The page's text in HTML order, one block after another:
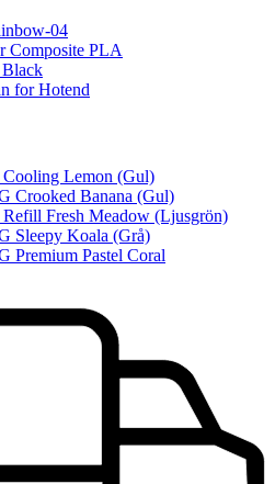
04
Composite PLA
for Hotend
Lemon (Gul)
Crooked Banana (Gul)
Fresh Meadow (Ljusgrön)
Sleepy Koala (Grå)
Premium Pastel Coral